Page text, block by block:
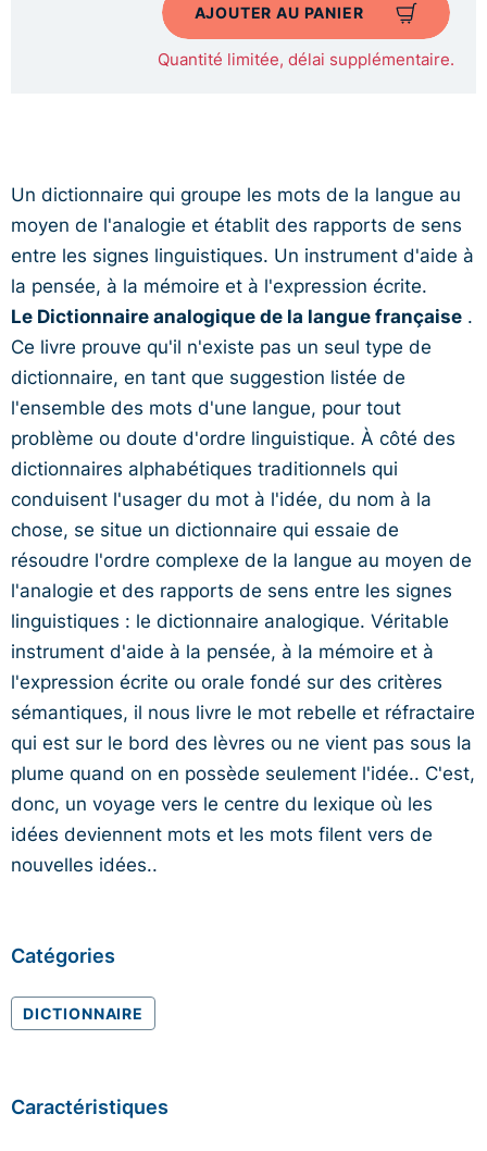
AJOUTER AU PANIER
Quantité limitée, délai supplémentaire.
Un dictionnaire qui groupe les mots de la langue au
moyen de l'analogie et établit des rapports de sens
entre les signes linguistiques. Un instrument d'aide à
la pensée, à la mémoire et à l'expression écrite.
Le Dictionnaire analogique de la langue française .
Ce livre prouve qu'il n'existe pas un seul type de
dictionnaire, en tant que suggestion listée de
l'ensemble des mots d'une langue, pour tout
problème ou doute d'ordre linguistique. À côté des
dictionnaires alphabétiques traditionnels qui
conduisent l'usager du mot à l'idée, du nom à la
chose, se situe un dictionnaire qui essaie de
résoudre l'ordre complexe de la langue au moyen de
l'analogie et des rapports de sens entre les signes
linguistiques : le dictionnaire analogique. Véritable
instrument d'aide à la pensée, à la mémoire et à
l'expression écrite ou orale fondé sur des critères
sémantiques, il nous livre le mot rebelle et réfractaire
qui est sur le bord des lèvres ou ne vient pas sous la
plume quand on en possède seulement l'idée.. C'est,
donc, un voyage vers le centre du lexique où les
idées deviennent mots et les mots filent vers de
nouvelles idées..
Catégories
DICTIONNAIRE
Caractéristiques